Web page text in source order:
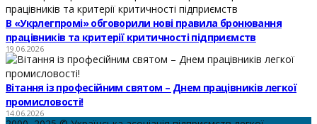
В «Укрлегпромі» обговорили нові правила бронювання
працівників та критерії критичності підприємств
19.06.2026
Вітання із професійним святом – Днем працівників легкої
промисловості!
14.06.2026